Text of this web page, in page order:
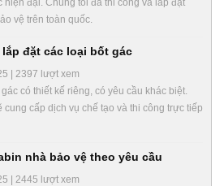
vệ trên toàn quốc.
đặt các loại bốt gác
| 2397 lượt xem
có thiết kế riêng, có yêu cầu khác biệt.
cung cấp dịch vụ chế tạo và thi công trực tiếp
nhà bảo vệ theo yêu cầu
| 2445 lượt xem